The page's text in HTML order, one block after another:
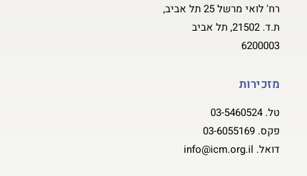
רח' לואי מרשל 25 תל אביב,
ת.ד. 21502, תל אביב
6200003
מזכירות
טל. 03-5460524
פקס. 03-6055169
דואל. info@icm.org.il